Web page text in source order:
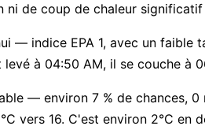
ni de coup de chaleur
— indice EPA 1, avec un faible
levé à 04:50 AM, il se couche à
— environ 7 % de chances,
vers 16. C'est environ 2°C en